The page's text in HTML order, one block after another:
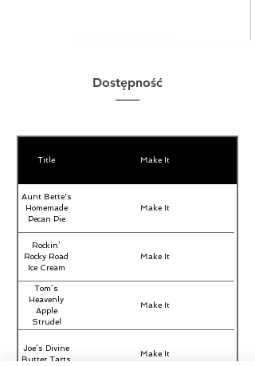
Dostępność
Title Make It
Aunt Bette's
Homemade
Pecan Pie
Make It
Rockin’
Rocky Road
Ice Cream
Make It
Tom’s
Heavenly
Apple
Strudel
Make It
Joe’s Divine
Butter Tarts
Make It